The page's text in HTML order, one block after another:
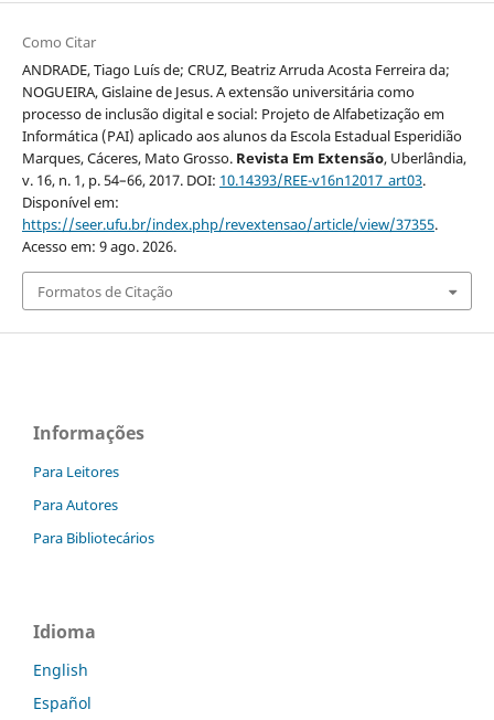
Como Citar
ANDRADE, Tiago Luís de; CRUZ, Beatriz Arruda Acosta Ferreira da;
NOGUEIRA, Gislaine de Jesus. A extensão universitária como
processo de inclusão digital e social: Projeto de Alfabetização em
Informática (PAI) aplicado aos alunos da Escola Estadual Esperidião
Marques, Cáceres, Mato Grosso. Revista Em Extensão, Uberlândia,
v. 16, n. 1, p. 54–66, 2017. DOI: 10.14393/REE-v16n12017_art03.
Disponível em:
https://seer.ufu.br/index.php/revextensao/article/view/37355.
Acesso em: 9 ago. 2026.
Formatos de Citação
Informações
Para Leitores
Para Autores
Para Bibliotecários
Idioma
English
Español